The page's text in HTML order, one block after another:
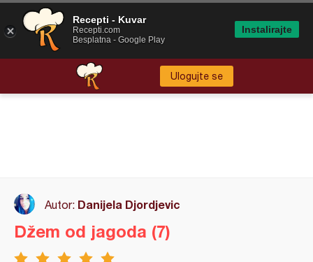
Ulogujte se
Autor: Danijela Djordjevic
Džem od jagoda (7)
Recepti - Kuvar
Recepti.com
Besplatna - Google Play
Instalirajte